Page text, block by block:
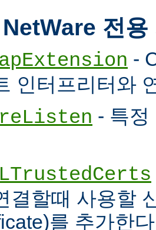
전
-
인터프리터와
- 특정
결할때 사용할
를 추가한